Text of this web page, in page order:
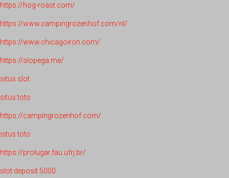
https://hog-roast.com/
https://www.campingrozenhof.com/nl/
https://www.chicagoiron.com/
https://slopega.me/
situs slot
situs toto
https://campingrozenhof.com/
situs toto
https://prolugar.fau.ufrj.br/
slot deposit 5000